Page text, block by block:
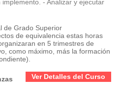
- Analizar y ejecutar
de Grado Superior
de equivalencia estas horas
en 5 trimestres de
como máximo, más la formación
Ver Detalles del Curso